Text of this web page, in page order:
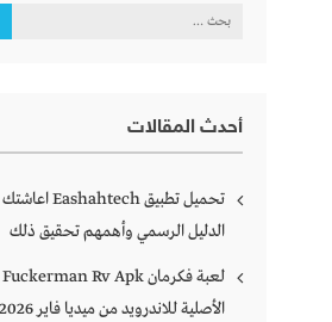
البحث
أحدث المقالات
الدليل الرسمي وأهمهم تحقيق ذلك
الأصلية للاندرويد من ميديا فاير 2026